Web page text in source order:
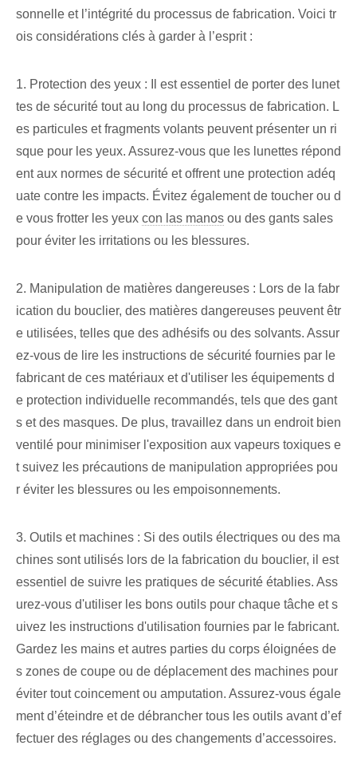
sonnelle et l’intégrité du processus de fabrication. Voici tr
ois considérations clés à garder à l’esprit :
1. Protection des yeux : Il est essentiel de porter des lunet
tes de sécurité tout au long du processus de fabrication. L
es particules et fragments volants peuvent présenter un ri
sque pour les yeux. Assurez-vous que les lunettes répond
ent aux normes de sécurité et offrent une protection adéq
uate contre les impacts. Évitez également de toucher ou d
e vous frotter les yeux con las manos ou des gants sales
pour éviter les irritations ou les blessures.
2. Manipulation de matières dangereuses : Lors de la fabr
ication du bouclier, des matières dangereuses peuvent êtr
e utilisées, telles que des adhésifs ou des solvants. Assur
ez-vous de lire les instructions de sécurité fournies par le
fabricant de ces matériaux et d'utiliser les équipements d
e protection individuelle recommandés, tels que des gant
s et des masques. De plus, travaillez dans un endroit bien
ventilé pour minimiser l'exposition aux vapeurs toxiques e
t suivez les précautions de manipulation appropriées pou
r éviter les blessures ou les empoisonnements.
3. Outils et machines : Si des outils électriques ou des ma
chines sont utilisés lors de la fabrication du bouclier, il est
essentiel de suivre les pratiques de sécurité établies. Ass
urez-vous d'utiliser les bons outils pour chaque tâche et s
uivez les instructions d'utilisation fournies par le fabricant.
Gardez les mains et autres parties du corps éloignées de
s zones de coupe ou de déplacement des machines pour
éviter tout coincement ou amputation. Assurez-vous égale
ment d’éteindre et de débrancher tous les outils avant d’ef
fectuer des réglages ou des changements d’accessoires.